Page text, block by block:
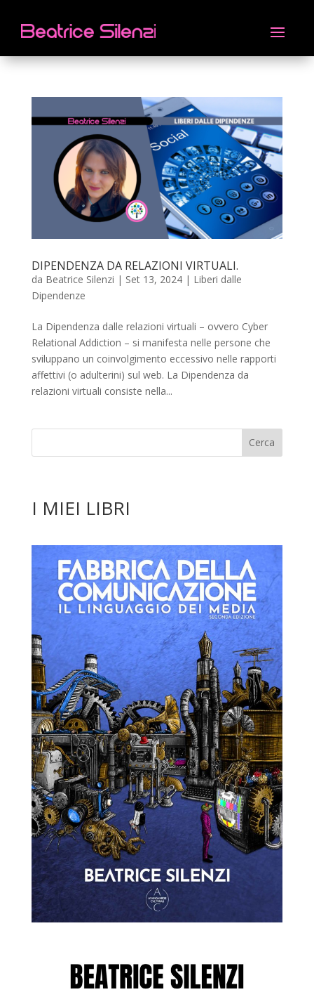
DIPENDENZA DA RELAZIONI VIRTUALI.
da Beatrice Silenzi | Set 13, 2024| Liberi dalle
Dipendenze
La Dipendenza dalle relazioni virtuali – ovvero Cyber
Relational Addiction – si manifesta nelle persone che
sviluppano un coinvolgimento eccessivo nelle rapporti
affettivi (o adulterini) sul web. La Dipendenza da
relazioni virtuali consiste nella...
I MIEI LIBRI